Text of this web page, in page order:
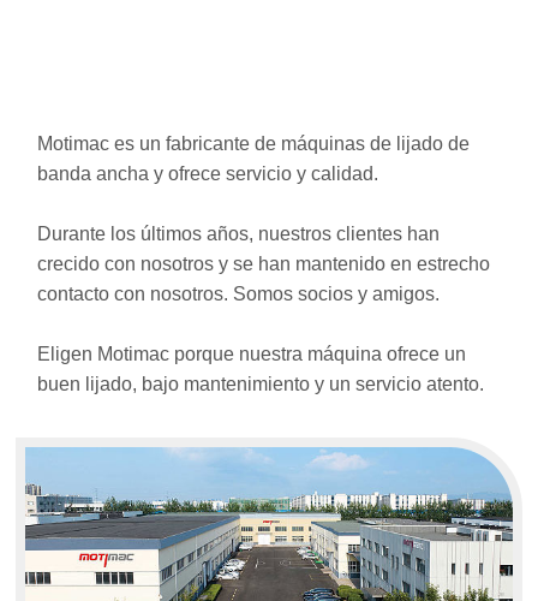
Motimac es un fabricante de máquinas de lijado de
banda ancha y ofrece servicio y calidad.
Durante los últimos años, nuestros clientes han
crecido con nosotros y se han mantenido en estrecho
contacto con nosotros. Somos socios y amigos.
Eligen Motimac porque nuestra máquina ofrece un
buen lijado, bajo mantenimiento y un servicio atento.